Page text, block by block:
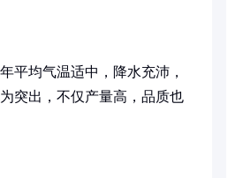
平均气温适中，降水充沛，
突出，不仅产量高，品质也